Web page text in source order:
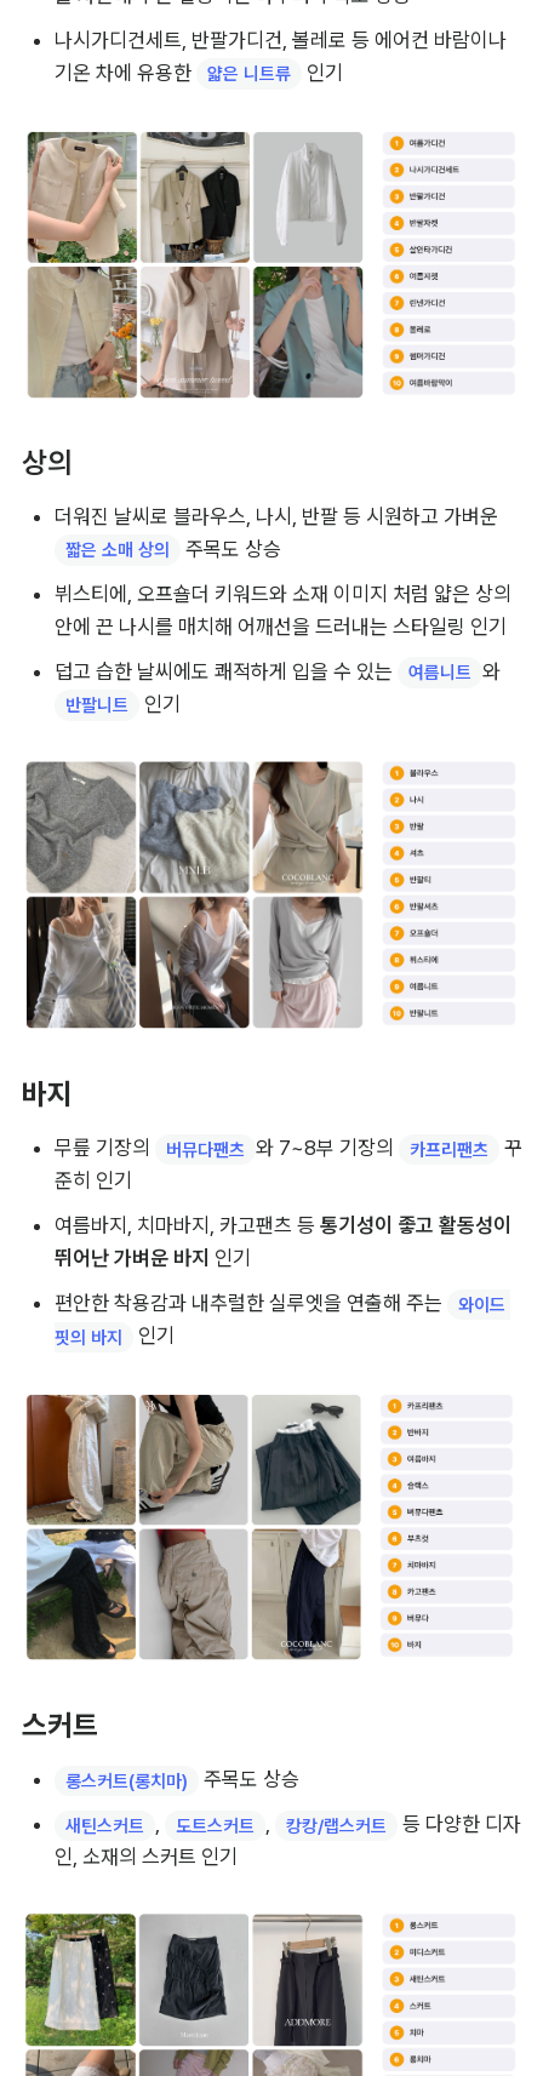
나시가디건세트, 반팔가디건, 볼레로 등 에어컨 바람이나
기온 차에 유용한
얇은 니트류 인기
상의
짧은 소매 상의
주목도 상승
뷔스티에, 오프숄더 키워드와 소재 이미지 처럼 얇은 상의
안에 끈 나시를 매치해 어깨선을 드러내는 스타일링 인기
덥고 습한 날씨에도 쾌적하게 입을 수 있는
여름니트 와
반팔니트 인기
바지
무릎 기장의 버뮤다팬츠 와 7~8부 기장의 카프리팬츠
꾸
준히 인기
여름바지, 치마바지, 카고팬츠 등 통기성이 좋고 활동성이
뛰어난 가벼운 바지 인기
편안한 착용감과 내추럴한 실루엣을 연출해 주는
와이드
핏의 바지
인기
스커트
롱스커트(롱치마) 주목도 상승
새틴스커트 , 도트스커트 , 캉캉/랩스커트
등 다양한 디자
인, 소재의 스커트 인기